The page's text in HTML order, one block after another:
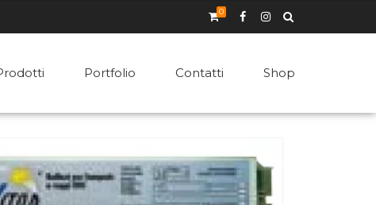
0
Portfolio Contatti Shop